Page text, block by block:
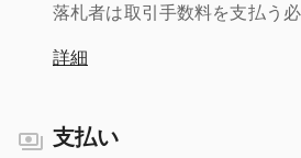
落札者は取引手数料を支払う必
詳細
支払い